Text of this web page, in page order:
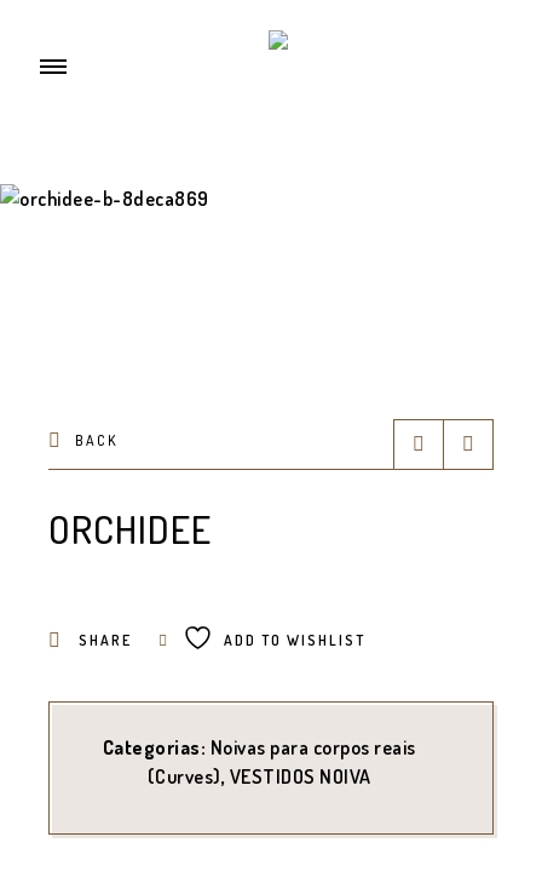
BACK
ORCHIDEE
SHARE ADD TO WISHLIST
Categorias: Noivas para corpos reais
(Curves), VESTIDOS NOIVA